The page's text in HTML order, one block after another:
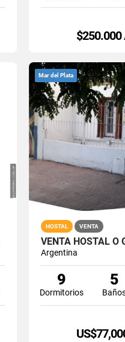
$250.000
Mar del Plata
HOSTAL VENTA
Argentina
9
Dormitorios
5